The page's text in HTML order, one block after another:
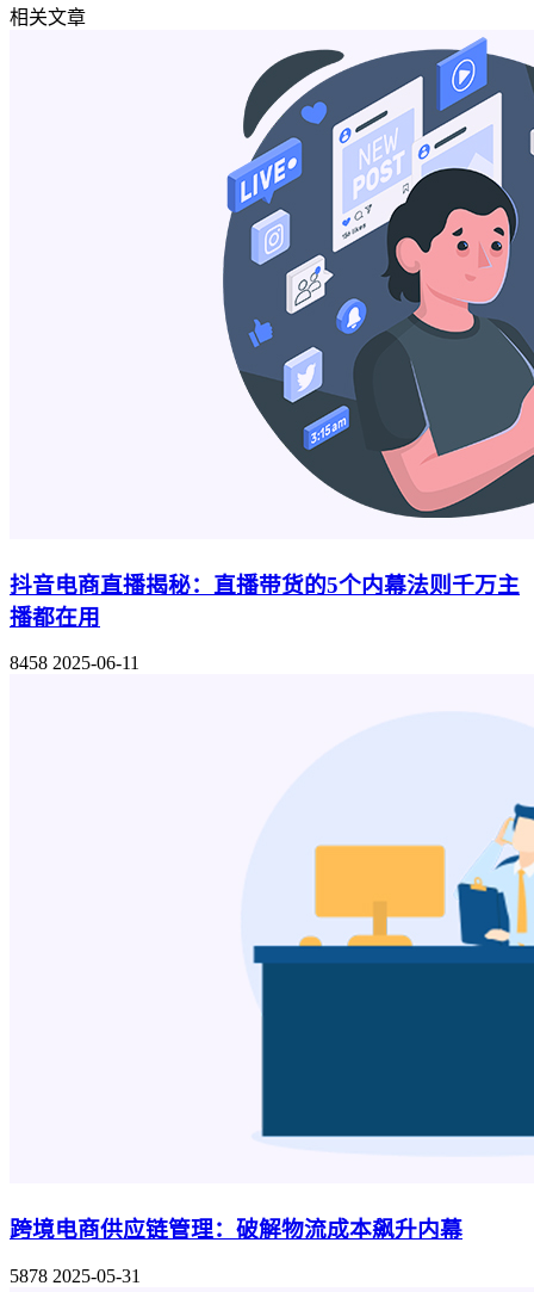
相关文章
抖音电商直播揭秘：直播带货的5个内幕法则千万主
播都在用
8458 2025-06-11
跨境电商供应链管理：破解物流成本飙升内幕
5878 2025-05-31